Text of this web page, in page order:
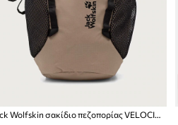
Jack Wolfskin σακίδιο πεζοπορίας VELOCITY LITE